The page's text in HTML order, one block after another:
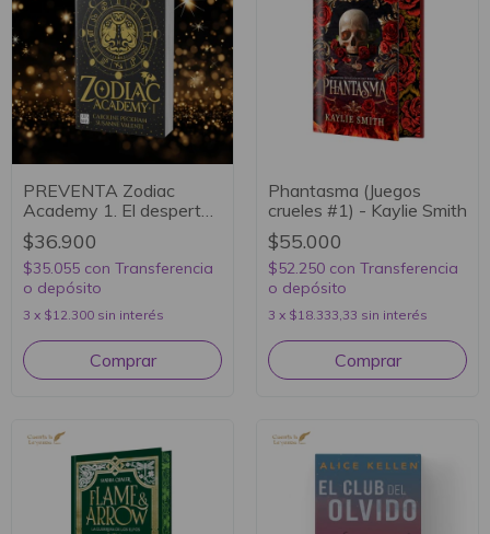
PREVENTA Zodiac
Academy 1. El despertar
- Caroline Peckham y
Susanne Valenti
$36.900
$35.055 con Transferencia
o depósito
3 x $12.300 sin interés
Phantasma (Juegos
crueles #1) - Kaylie Smith
$55.000
$52.250 con Transferencia
o depósito
3 x $18.333,33 sin interés